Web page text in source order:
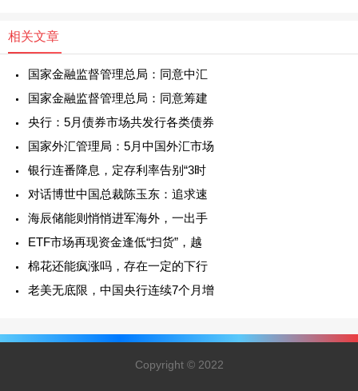
相关文章
国家金融监督管理总局：同意中汇
国家金融监督管理总局：同意筹建
央行：5月债券市场共发行各类债券
国家外汇管理局：5月中国外汇市场
银行连番降息，定存利率告别“3时
对话博世中国总裁陈玉东：追求速
海辰储能则悄悄进军海外，一出手
ETF市场再现资金逢低“扫货”，越
棉花还能疯涨吗，存在一定的下行
老美无底限，中国央行连续7个月增
Copyright © 2022